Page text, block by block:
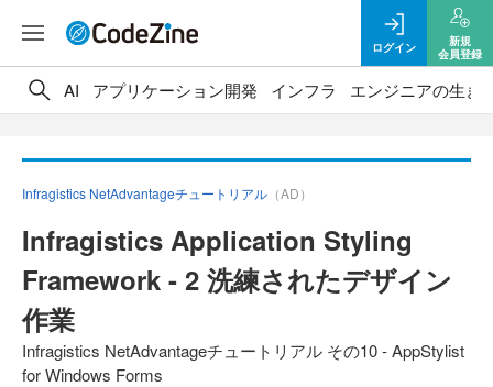
ログイン
新規
会員登録
AI アプリケーション開発 インフラ エンジニアの生き
Infragistics NetAdvantageチュートリアル （AD）
Infragistics Application Styling
Framework - 2 洗練されたデザイン
作業
Infragistics NetAdvantageチュートリアル その10 - AppStylist
for Windows Forms